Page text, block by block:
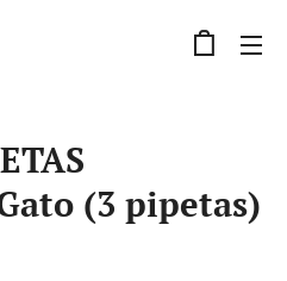
(3 pipetas)